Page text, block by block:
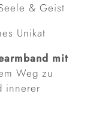
& Geist
Unikat
mit
Weg zu
innerer